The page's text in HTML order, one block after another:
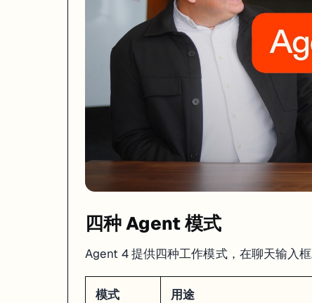
标准 和 Agent 3 持平
赶时间的关键任务 Power 的 2 倍 Power 的 6 倍
我的建议：日常用 Economy 就够了，遇到搞不定的复杂逻辑再切
Power 模式底层跑的是 Anthropic 的 Claude Opus 4.7 模型。
Design Canvas：无限画布
取代了之前的 Design Mode。简单说就是
1. 画草图/贴截图 → Agent 理解你的设计意图
3. 选中一个 → 直接调颜色、字体、间距
4. "Apply to app" → Agent 把设计变成真正的代码
Canvas 支持的内容类型不只是网页——Web 应用、移动端应用、幻灯
四种 Agent 模式
Agent 4 提供四种工作模式，在聊天输入
模式 用途